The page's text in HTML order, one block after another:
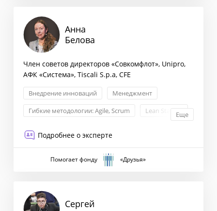
Анна
Белова
Член советов директоров «Совкомфлот», Unipro,
АФК «Система», Tiscali S.p.a, CFE
Внедрение инноваций
Менеджмент
Гибкие методологии: Agile, Scrum
Lean StartupЕще
Подробнее о эксперте
Помогает фонду «Друзья»
Сергей